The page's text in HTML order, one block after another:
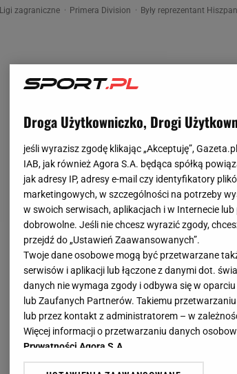
Ligi zagraniczne Primera Division Były reprezentant
Droga Użytkowniczko, Drogi
jeśli wyrazisz zgodę klikając „Akceptuję”,
IAB, jak również Agora S.A. będąca spółką
jak adresy IP, adresy e-mail czy identyfikatory
marketingowych, w szczególności na potrzeby
w swoich serwisach, aplikacjach i w Internecie
dobrowolne. Jeśli nie chcesz wyrazić zgody,
przejdź do „Ustawień Zaawansowanych”.
Twoje dane osobowe mogą być przetwarzane
serwisów i aplikacji lub łączone z danymi dot.
danych nie wymaga zgody i odbywa się w
lub Zaufanych Partnerów. Takiemu
lub przez kontakt z administratorem – w
Więcej informacji o przetwarzaniu danych
Prywatności Agora S.A.